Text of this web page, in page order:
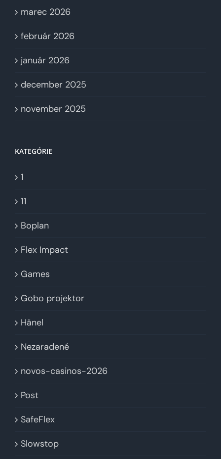
marec 2026
február 2026
január 2026
december 2025
november 2025
KATEGÓRIE
1
11
Boplan
Flex Impact
Games
Gobo projektor
Hänel
Nezaradené
novos-casinos-2026
Post
SafeFlex
Slowstop